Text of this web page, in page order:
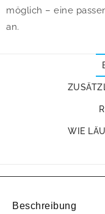
möglich – eine
an.
WIE
Beschreibung